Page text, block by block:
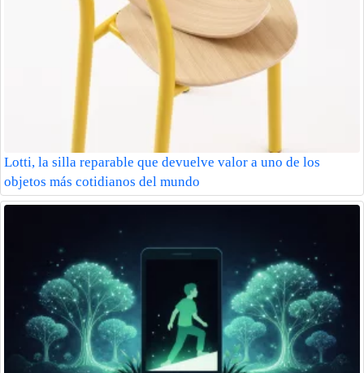
Lotti, la silla reparable que devuelve valor a uno de los
objetos más cotidianos del mundo